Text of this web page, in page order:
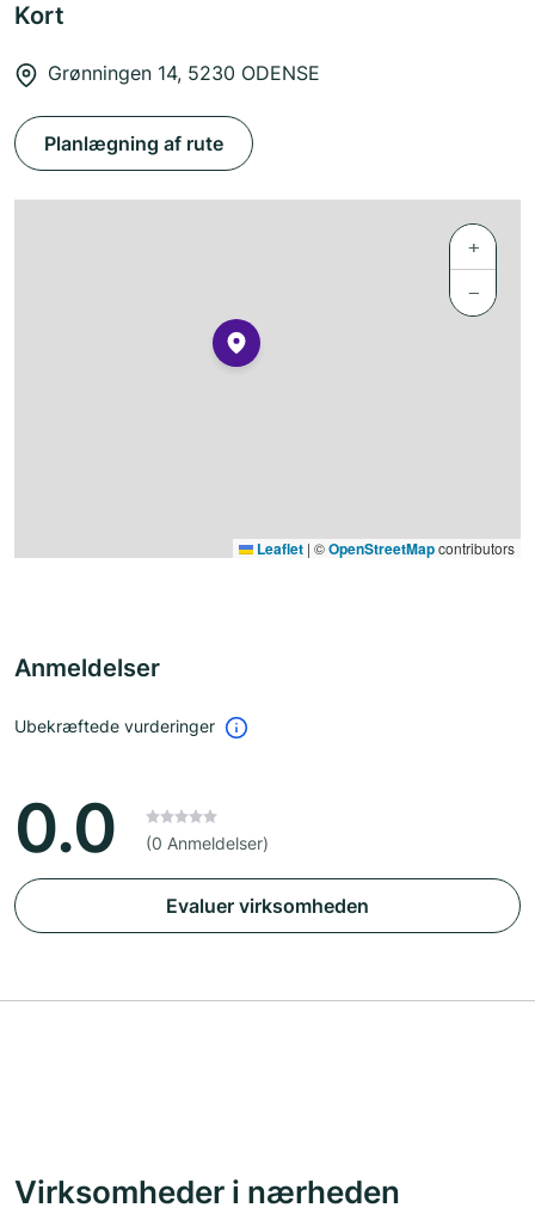
Kort
Grønningen 14, 5230 ODENSE
Planlægning af rute
+
−
Leaflet | ©OpenStreetMapcontributors
Anmeldelser
Ubekræftede vurderinger
0.0 (0 Anmeldelser)
Evaluer virksomheden
Virksomheder i nærheden